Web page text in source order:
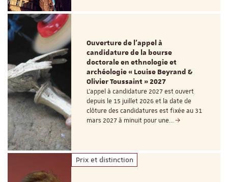
Ouverture de l'appel à
candidature de la bourse
doctorale en ethnologie et
archéologie « Louise Beyrand &
Olivier Toussaint » 2027
L’appel à candidature 2027 est ouvert
depuis le 15 juillet 2026 et la date de
clôture des candidatures est fixée au 31
mars 2027 à minuit pour une…
Prix et distinction